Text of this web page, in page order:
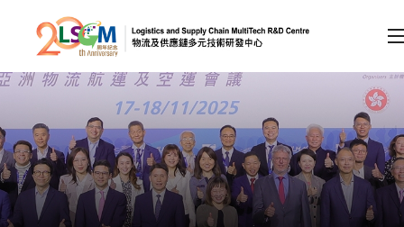
跳到内容（按回车键）
会员登录
A A EN 繁 简